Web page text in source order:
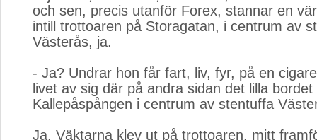
och sen, precis utanför Forex, stannar en
intill trottoaren på Storagatan, i centrum av
Västerås, ja.
- Ja? Undrar hon får fart, liv, fyr, på en
livet av sig där på andra sidan det lilla bordet
Kallepåspången i centrum av stentuffa
Ja. Väktarna klev ut på trottoaren, mitt